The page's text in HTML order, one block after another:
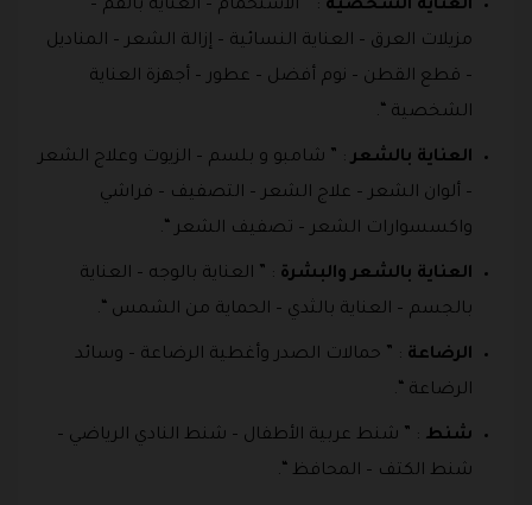
العناية الشخصية : ” الاستحمام – العناية بالفم –
مزيلات العرق – العناية النسائية – إزالة الشعر – المناديل
– قطع القطن – نوم أفضل – عطور – أجهزة العناية
الشخصية “.
العناية بالشعر: ” شامبو و بلسم – الزيوت وعلاج الشعر
– ألوان الشعر – علاج الشعر – التصفيف – فراشي
واكسسوارات الشعر – تصفيف الشعر “.
العناية بالشعر والبشرة : ” العناية بالوجه – العناية
بالجسم – العناية بالثدي – الحماية من الشمس “.
الرضاعة : ” حمالات الصدر وأغطية الرضاعة – وسائد
الرضاعة “.
شنط : ” شنط عربية الأطفال – شنط النادي الرياضي –
شنط الكتف – المحافظ “.